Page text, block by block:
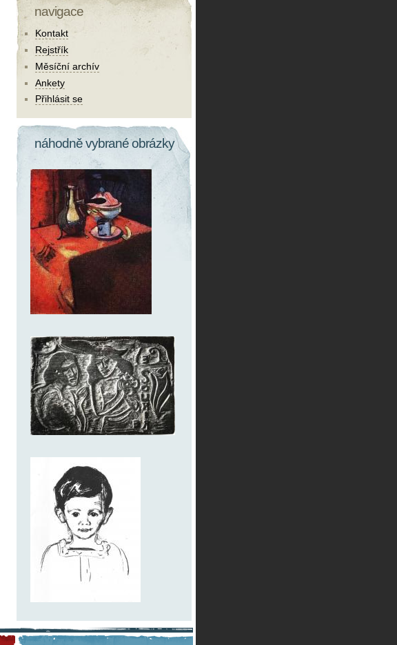
navigace
Kontakt
Rejstřík
Měsíční archív
Ankety
Přihlásit se
náhodně vybrané obrázky